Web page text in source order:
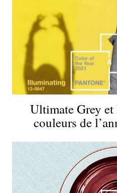
Ultimate Grey
couleurs de